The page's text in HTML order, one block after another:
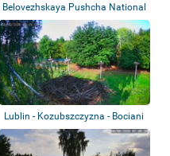
Belovezhskaya Pushcha National
Park
Lublin - Kozubszczyzna - Bociani
Azyl -...